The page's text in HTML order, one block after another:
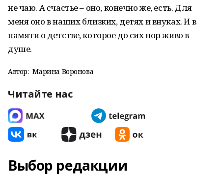
не чаю. А счастье – оно, конечно же, есть. Для
меня оно в наших близких, детях и внуках. И в
памяти о детстве, которое до сих пор живо в
душе.
Автор: Марина Воронова
Читайте нас
Выбор редакции